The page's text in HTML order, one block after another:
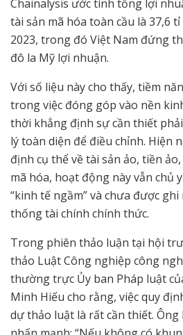
Chainalysis ước tính tổng lợi
tài sản mã hóa toàn cầu là 37,6
2023, trong đó Việt Nam đứng
đô la Mỹ lợi nhuận.
Với số liệu này cho thấy, tiềm
trong việc đóng góp vào nền
thời khẳng định sự cần thiết
lý toàn diện để điều chỉnh. Hiện
định cụ thể về tài sản ảo, tiền
mã hóa, hoạt động này vẫn chủ
“kinh tế ngầm” và chưa được
thống tài chính chính thức.
Trong phiên thảo luận tại hội
thảo Luật Công nghiệp công
thường trực Ủy ban Pháp luật
Minh Hiếu cho rằng, việc quy
dự thảo luật là rất cần thiết.